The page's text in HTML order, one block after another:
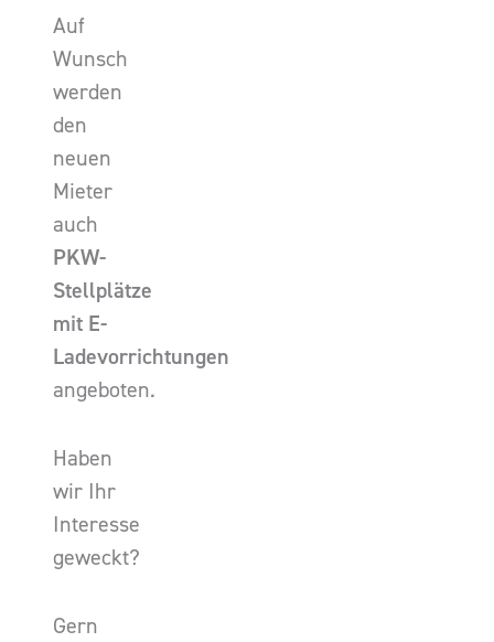
Auf
Wunsch
werden
den
neuen
Mieter
auch
PKW-
Stellplätze
mit E-
Ladevorrichtungen
angeboten.
Haben
wir Ihr
Interesse
geweckt?
Gern